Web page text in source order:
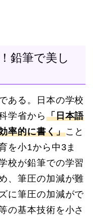
鉛筆で美し
ある。日本の学校
学省から 「日本語
率的に書く」こと
を小1から中3ま
校が鉛筆での学習
、筆圧の加減が難
に筆圧の加減がで
の基本技術を小さ